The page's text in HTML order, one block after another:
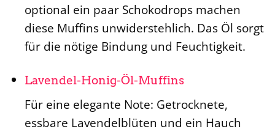
optional ein paar Schokodrops machen
diese Muffins unwiderstehlich. Das Öl sorgt
für die nötige Bindung und Feuchtigkeit.
Lavendel-Honig-Öl-Muffins
Für eine elegante Note: Getrocknete,
essbare Lavendelblüten und ein Hauch